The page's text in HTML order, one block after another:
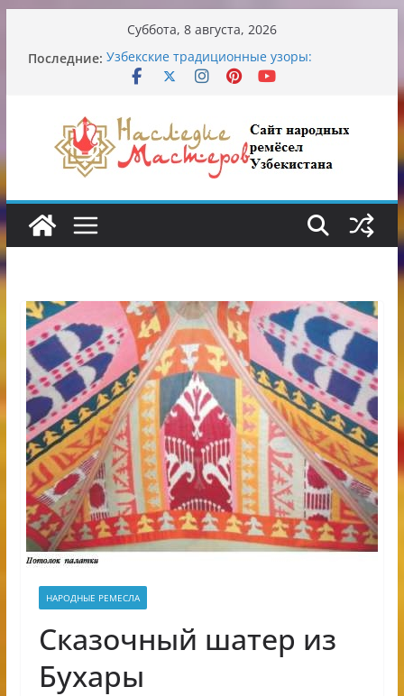
содержимому
Суббота, 8 августа, 2026
Последние: Узбекские традиционные узоры:
символика и происхождение
Опасная диета Алины Загитовой
От знахарей до университетских клиник
Обрушение на одном из ключевых
перекрёстков Ташкента: перекрыт
путепровод на Буюк Ипак Йули
НАРОДНЫЕ РЕМЕСЛА
Сказочный шатер из
Бухары